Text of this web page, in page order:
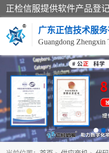
广东正信技术服
电子政务验收测评
应用软件系统测试
科技成果鉴定测试